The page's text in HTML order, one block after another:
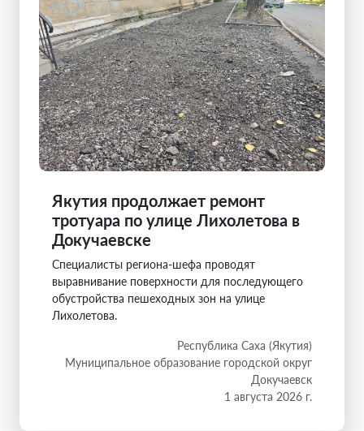
Якутия продолжает ремонт
тротуара по улице Лихолетова в
Докучаевске
Специалисты региона-шефа проводят
выравнивание поверхности для последующего
обустройства пешеходных зон на улице
Лихолетова.
Республика Саха (Якутия)
Муниципальное образование городской округ
Докучаевск
1 августа 2026 г.